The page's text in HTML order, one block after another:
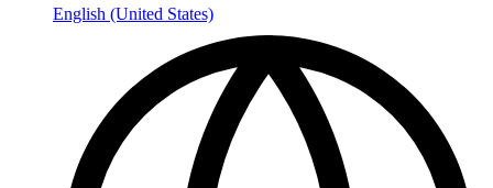
English (United States)